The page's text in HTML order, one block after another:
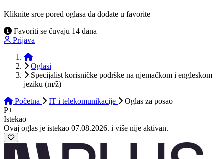
Kliknite srce pored oglasa da dodate u favorite
Favoriti se čuvaju 14 dana
Prijava
Početna
Oglasi
Specijalist korisničke podrške na njemačkom i engleskom
jeziku (m/ž)
Početna
IT i telekomunikacije Oglas za posao
P+
Istekao
Ovaj oglas je istekao 07.08.2026. i više nije aktivan.